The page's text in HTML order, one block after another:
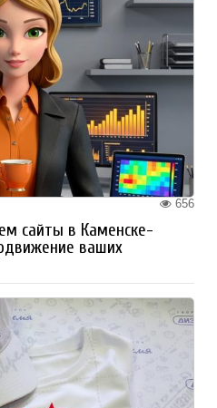
656
сайты в Каменске-
ваших